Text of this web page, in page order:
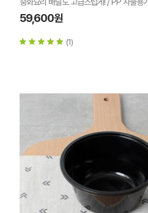
59,600원
(1)